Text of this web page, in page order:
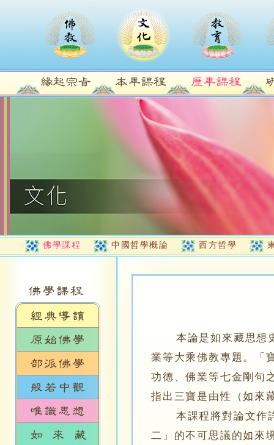
佛學課程 中國哲學概論 西方哲學
本論是如來藏思想
業等大乘佛教專題。「
功德、佛業等七金剛句
指出三寶是由性（如來
本課程將對論文作詳
二」的不可思議的如來